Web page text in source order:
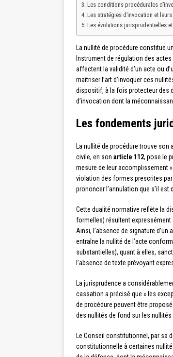
Les conditions procédurales
Les stratégies d’invocation et
Les évolutions jurisprudentielles
La nullité de procédure constitue
Instrument de régulation des
affectent la validité d’un acte ou
maîtriser l’art d’invoquer ces
dispositif, à la fois protecteur des
d’invocation dont la
Les fondements
La nullité de procédure trouve
civile, en son article 112, pose le
mesure de leur accomplissement
violation des formes prescrites
prononcer l’annulation que s’il est
Cette dualité normative reflète la
formelles) résultent expressément
Ainsi, l’absence de signature
entraîne la nullité de l’acte
substantielles), quant à elles,
l’absence de texte prévoyant
La jurisprudence a
cassation a précisé que « les
de procédure peuvent être
des nullités de fond sur les
Le Conseil constitutionnel, par sa
constitutionnelle à certaines